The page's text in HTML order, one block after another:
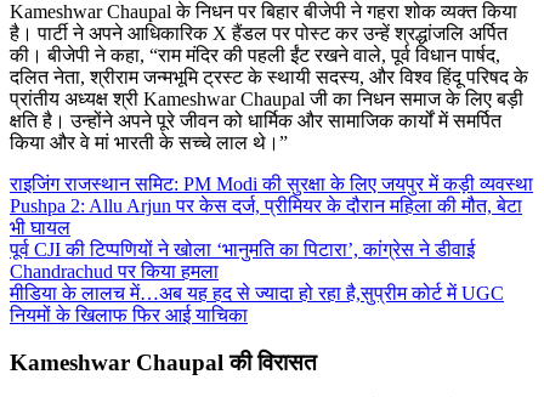
Kameshwar Chaupal के निधन पर बिहार बीजेपी ने गहरा शोक व्यक्त किया
है। पार्टी ने अपने आधिकारिक X हैंडल पर पोस्ट कर उन्हें श्रद्धांजलि अर्पित
की। बीजेपी ने कहा, “राम मंदिर की पहली ईंट रखने वाले, पूर्व विधान पार्षद,
दलित नेता, श्रीराम जन्मभूमि ट्रस्ट के स्थायी सदस्य, और विश्व हिंदू परिषद के
प्रांतीय अध्यक्ष श्री Kameshwar Chaupal जी का निधन समाज के लिए बड़ी
क्षति है। उन्होंने अपने पूरे जीवन को धार्मिक और सामाजिक कार्यों में समर्पित
किया और वे मां भारती के सच्चे लाल थे।”
राइजिंग राजस्थान समिट: PM Modi की सुरक्षा के लिए जयपुर में कड़ी व्यवस्था
Pushpa 2: Allu Arjun पर केस दर्ज, प्रीमियर के दौरान महिला की मौत, बेटा
भी घायल
पूर्व CJI की टिप्पणियों ने खोला ‘भानुमति का पिटारा’, कांग्रेस ने डीवाई
Chandrachud पर किया हमला
मीडिया के लालच में…अब यह हद से ज्यादा हो रहा है,सुप्रीम कोर्ट में UGC
नियमों के खिलाफ फिर आई याचिका
Kameshwar Chaupal की विरासत